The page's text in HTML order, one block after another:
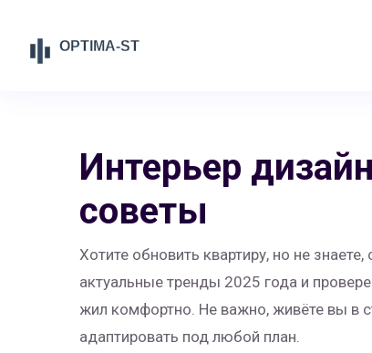
Интерьер
советы
Хотите обновить квартиру, но не
актуальные тренды 2025 года и
жил комфортно. Не важно, живёте вы в
адаптировать под любой план.